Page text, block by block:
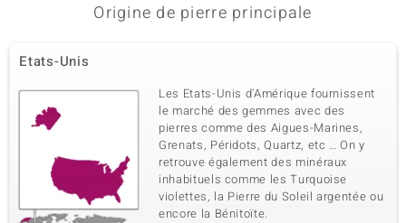
Origine de pierre principale
Etats-Unis
Les Etats-Unis d'Amérique fournissent
le marché des gemmes avec des
pierres comme des Aigues-Marines,
Grenats, Péridots, Quartz, etc … On y
retrouve également des minéraux
inhabituels comme les Turquoise
violettes, la Pierre du Soleil argentée ou
encore la Bénitoïte.